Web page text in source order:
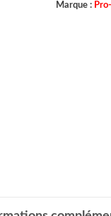
Marque :